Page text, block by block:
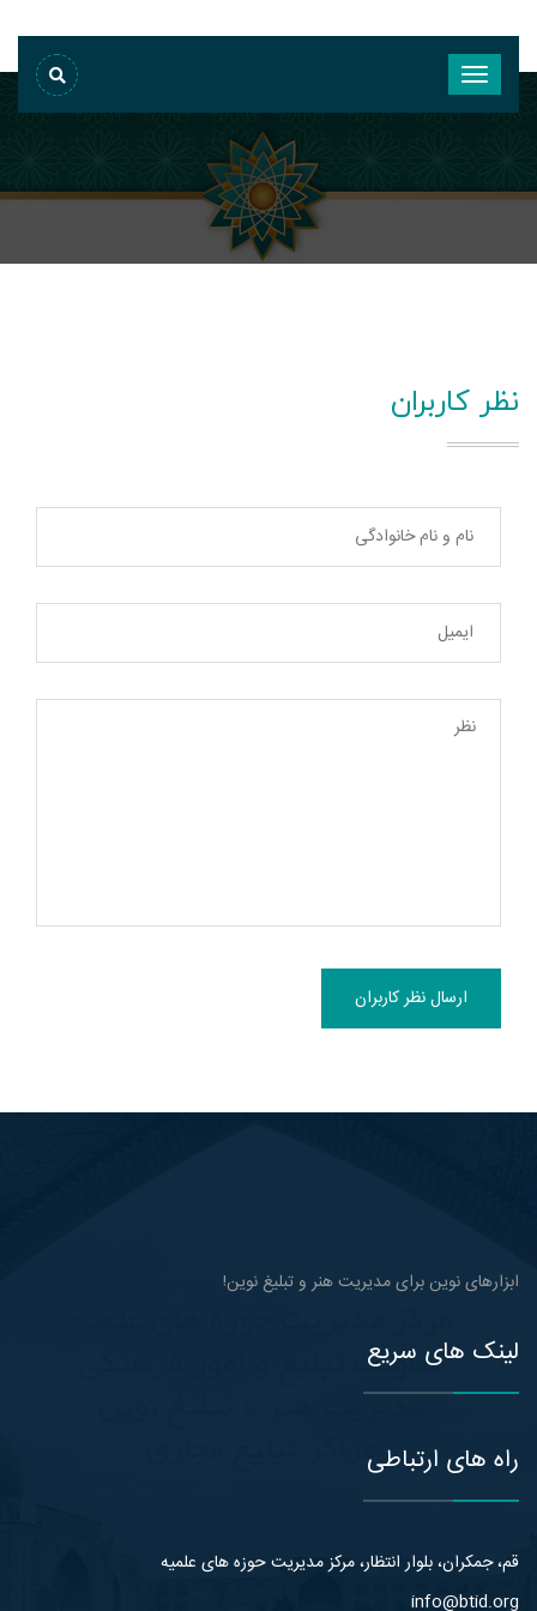
نظر کاربران
ارسال نظر کاربران
ابزارهای نوین برای مدیریت هنر و تبلیغ نوین!
لینک های سریع
راه های ارتباطی
قم، جمکران، بلوار انتظار، مرکز مدیریت حوزه های علمیه
info@btid.org